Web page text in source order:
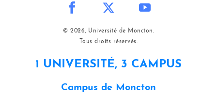
© 2026, Université de Moncton.
Tous droits réservés.
1 UNIVERSITÉ, 3 CAMPUS
Campus de Moncton